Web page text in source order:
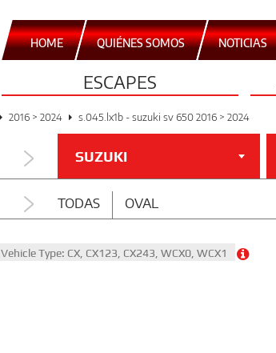
HOME QUIÉNES SOMOS NOTICIAS
ESCAPES
2016 > 2024 s.045.lx1b - suzuki sv 650 2016 > 2024
SUZUKI
TODAS OVAL
Vehicle Type: CX, CX123, CX243, WCX0, WCX1